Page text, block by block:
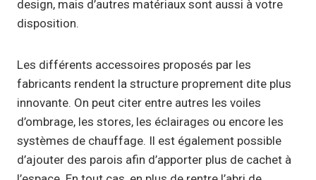
design, mais d’autres matériaux sont aussi à votre
disposition.
Les différents accessoires proposés par les
fabricants rendent la structure proprement dite plus
innovante. On peut citer entre autres les voiles
d’ombrage, les stores, les éclairages ou encore les
systèmes de chauffage. Il est également possible
d’ajouter des parois afin d’apporter plus de cachet à